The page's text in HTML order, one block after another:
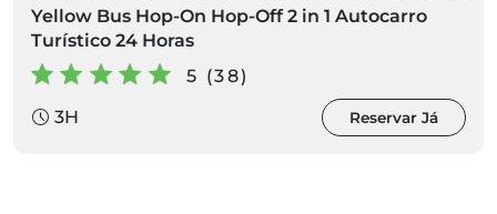
Yellow Bus Hop-On Hop-Off 2 in 1 Autocarro
Turístico 24 Horas
5 (38)
3H
Reservar Já